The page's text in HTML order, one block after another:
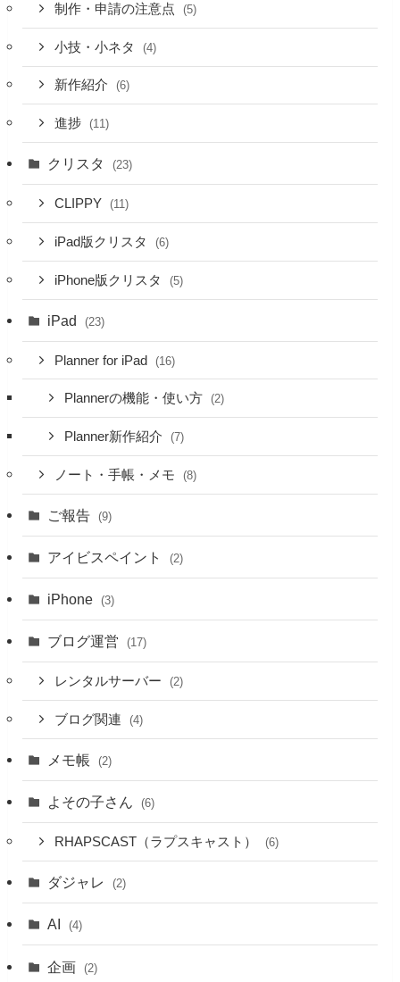
制作・申請の注意点 (5)
小技・小ネタ (4)
新作紹介 (6)
進捗 (11)
クリスタ (23)
CLIPPY (11)
iPad版クリスタ (6)
iPhone版クリスタ (5)
iPad (23)
Planner for iPad (16)
Plannerの機能・使い方 (2)
Planner新作紹介 (7)
ノート・手帳・メモ (8)
ご報告 (9)
アイビスペイント (2)
iPhone (3)
ブログ運営 (17)
レンタルサーバー (2)
ブログ関連 (4)
メモ帳 (2)
よその子さん (6)
RHAPSCAST（ラプスキャスト） (6)
ダジャレ (2)
AI (4)
企画 (2)